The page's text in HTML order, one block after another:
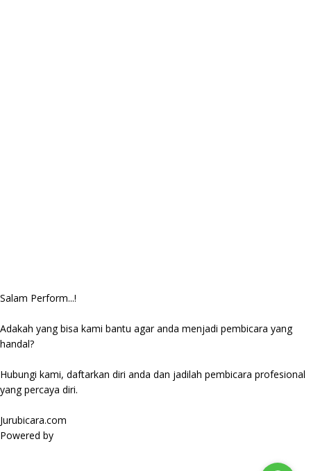
Salam Perform...!
Adakah yang bisa kami bantu agar anda menjadi pembicara yang
handal?
Hubungi kami, daftarkan diri anda dan jadilah pembicara profesional
yang percaya diri.
Jurubicara.com
Powered by